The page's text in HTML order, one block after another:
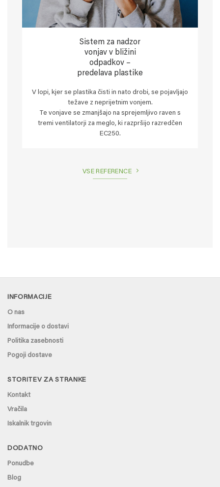
Sistem za nadzor
vonjav v bližini
odpadkov –
predelava plastike
V lopi, kjer se plastika čisti in nato drobi, se pojavljajo
težave z neprijetnim vonjem.
Te vonjave se zmanjšajo na sprejemljivo raven s
tremi ventilatorji za meglo, ki razpršijo razredčen
EC250.
VSE REFERENCE
INFORMACIJE
O nas
Informacije o dostavi
Politika zasebnosti
Pogoji dostave
STORITEV ZA STRANKE
Kontakt
Vračila
Iskalnik trgovin
DODATNO
Ponudbe
Blog